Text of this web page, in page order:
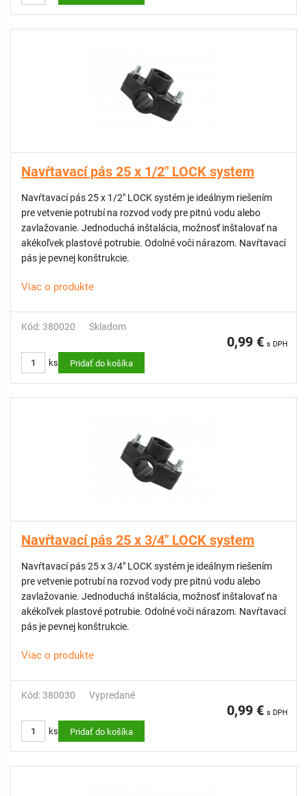
Navŕtavací pás 25 x 1/2" LOCK system
Navŕtavací pás 25 x 1/2" LOCK systém je ideálnym riešením
pre vetvenie potrubí na rozvod vody pre pitnú vodu alebo
zavlažovanie. Jednoduchá inštalácia, možnosť inštalovať na
akékoľvek plastové potrubie. Odolné voči nárazom. Navŕtavací
pás je pevnej konštrukcie.
Viac o produkte
Kód: 380020 Skladom
0,99 € s DPH
ks Pridať do košíka
Navŕtavací pás 25 x 3/4" LOCK system
Navŕtavací pás 25 x 3/4" LOCK systém je ideálnym riešením
pre vetvenie potrubí na rozvod vody pre pitnú vodu alebo
zavlažovanie. Jednoduchá inštalácia, možnosť inštalovať na
akékoľvek plastové potrubie. Odolné voči nárazom. Navŕtavací
pás je pevnej konštrukcie.
Viac o produkte
Kód: 380030 Vypredané
0,99 € s DPH
ks Pridať do košíka